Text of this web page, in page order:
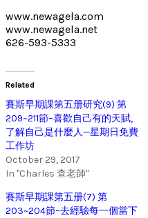
www.newagela.com
www.newagela.net
626-593-5333
Related
賽斯早期課第五册研究(9) 第
209~211節–喜歡自己有的天賦,
了解自己是什麼人—星期日免費
工作坊
October 29, 2017
In "Charles 查老師"
賽斯早期課第五册(7) 第
203~204節–去經驗每一個當下